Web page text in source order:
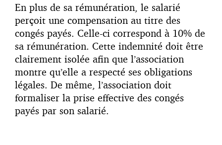
En plus de sa rémunération, le salarié
perçoit une compensation au titre des
congés payés. Celle-ci correspond à 10% de
sa rémunération. Cette indemnité doit être
clairement isolée afin que l’association
montre qu’elle a respecté ses obligations
légales. De même, l’association doit
formaliser la prise effective des congés
payés par son salarié.